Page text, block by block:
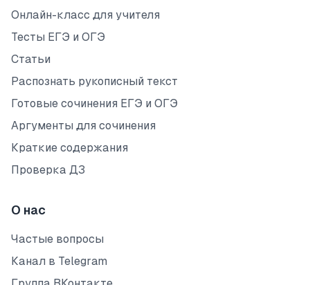
Онлайн-класс для учителя
Тесты ЕГЭ и ОГЭ
Статьи
Распознать рукописный текст
Готовые сочинения ЕГЭ и ОГЭ
Аргументы для сочинения
Краткие содержания
Проверка ДЗ
О нас
Частые вопросы
Канал в Telegram